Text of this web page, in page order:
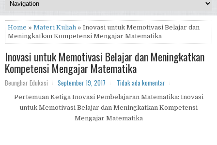
Home » Materi Kuliah » Inovasi untuk Memotivasi Belajar dan
Meningkatkan Kompetensi Mengajar Matematika
Inovasi untuk Memotivasi Belajar dan Meningkatkan
Kompetensi Mengajar Matematika
Beunghar Edukasi September 19, 2017 Tidak ada komentar
Pertemuan Ketiga Inovasi Pembelajaran Matematika: Inovasi
untuk Memotivasi Belajar dan Meningkatkan Kompetensi
Mengajar Matematika